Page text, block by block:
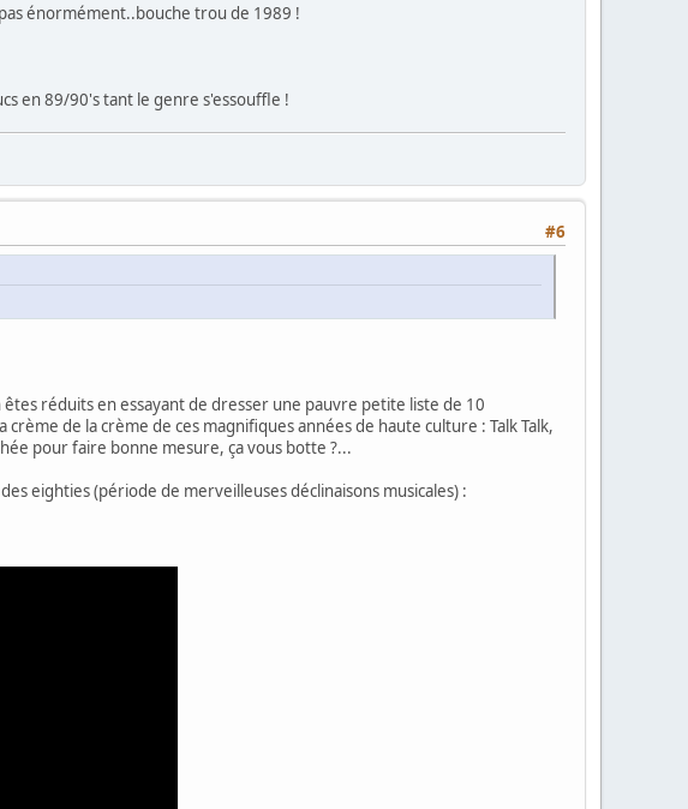
énormément..bouche trou de 1989 !
en 89/90's tant le genre s'essouffle !
#6
réduits en essayant de dresser une pauvre petite liste de 10
crème de la crème de ces magnifiques années de haute culture : Talk Talk,
pour faire bonne mesure, ça vous botte ?...
eighties (période de merveilleuses déclinaisons musicales) :